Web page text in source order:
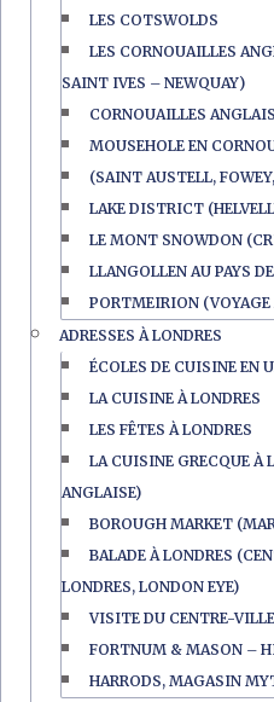
LES COTSWOLDS
LES CORNOUAILLES
SAINT IVES – NEWQUAY)
CORNOUAILLES
MOUSEHOLE EN
(SAINT AUSTELL,
LAKE DISTRICT
LE MONT SNOWDON
LLANGOLLEN AU PAYS
PORTMEIRION (VOYAGE
ADRESSES À LONDRES
ÉCOLES DE CUISINE EN
LA CUISINE À LONDRES
LES FÊTES À LONDRES
LA CUISINE GRECQUE À
ANGLAISE)
BOROUGH MARKET
BALADE À LONDRES
LONDRES, LONDON EYE)
VISITE DU CENTRE-
FORTNUM & MASON –
HARRODS, MAGASIN